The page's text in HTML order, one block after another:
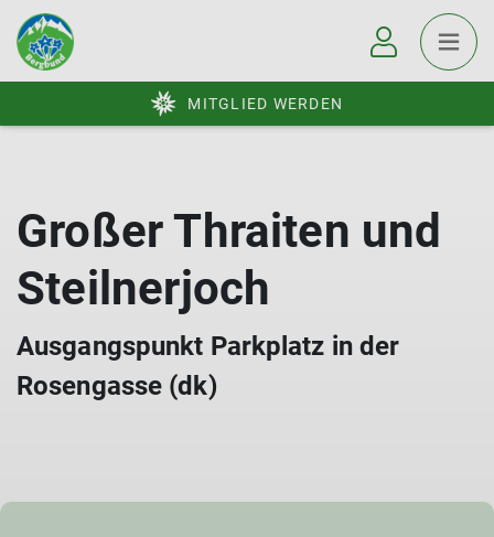
MITGLIED WERDEN
Großer Thraiten und
Steilnerjoch
Ausgangspunkt Parkplatz in der
Rosengasse (dk)